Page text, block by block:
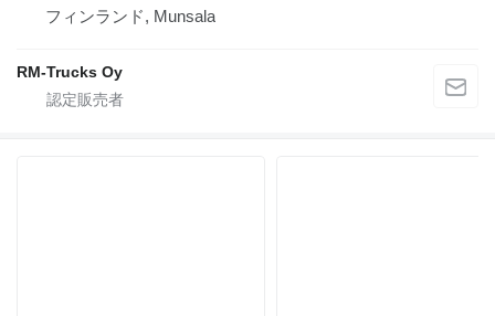
フィンランド, Munsala
RM-Trucks Oy